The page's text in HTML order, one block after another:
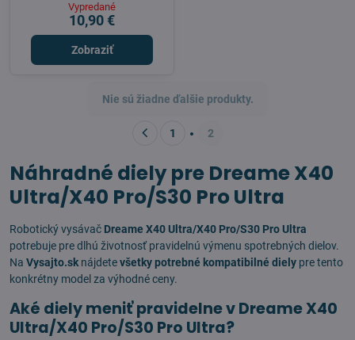
Vypredané
10,90 €
Zobraziť
Nie sú žiadne ďalšie produkty.
1 2
Náhradné diely pre Dreame X40
Ultra/X40 Pro/S30 Pro Ultra
Robotický vysávač Dreame X40 Ultra/X40 Pro/S30 Pro Ultra
potrebuje pre dlhú životnosť pravidelnú výmenu spotrebných dielov.
Na Vysajto.sknájdetevšetky potrebné kompatibilné diely pre tento
konkrétny model za výhodné ceny.
Aké diely meniť pravidelne v Dreame X40
Ultra/X40 Pro/S30 Pro Ultra?